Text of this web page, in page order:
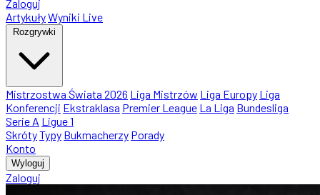
Zaloguj
ArtykułyWyniki Live
Rozgrywki
Mistrzostwa Świata 2026 Liga Mistrzów Liga Europy Liga
Konferencji Ekstraklasa Premier League La Liga Bundesliga
Serie A Ligue 1
SkrótyTypy Bukmacherzy Porady
Konto
Wyloguj
Zaloguj